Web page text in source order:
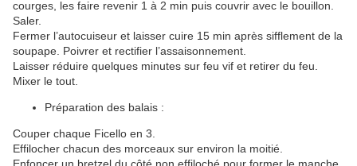
courges, les faire revenir 1 à 2 min puis couvrir avec le bouillon.
Saler.
Fermer l’autocuiseur et laisser cuire 15 min après sifflement de la
soupape. Poivrer et rectifier l’assaisonnement.
Laisser réduire quelques minutes sur feu vif et retirer du feu.
Mixer le tout.
Préparation des balais :
Couper chaque Ficello en 3.
Effilocher chacun des morceaux sur environ la moitié.